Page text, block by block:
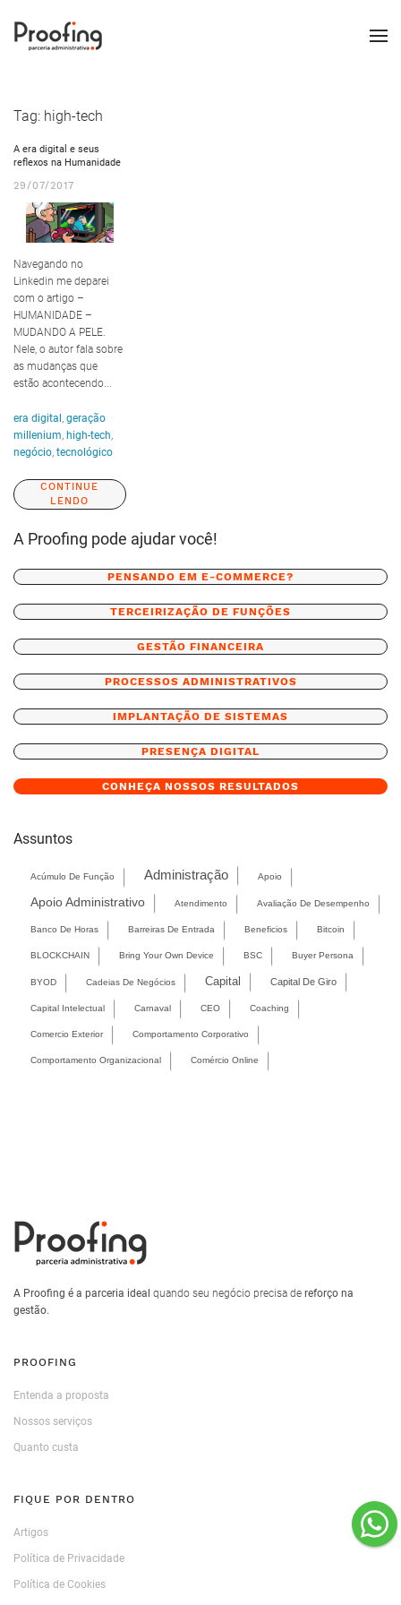
Tag: high-tech
A era digital e seus
reflexos na Humanidade
29/07/2017
Navegando no
Linkedin me deparei
com o artigo –
HUMANIDADE –
MUDANDO A PELE.
Nele, o autor fala sobre
as mudanças que
estão acontecendo...
era digital , geração
millenium, high-tech,
negócio, tecnológico
CONTINUE
LENDO
A Proofing pode ajudar você!
PENSANDO EM E-COMMERCE?
TERCEIRIZAÇÃO DE FUNÇÕES
GESTÃO FINANCEIRA
PROCESSOS ADMINISTRATIVOS
IMPLANTAÇÃO DE SISTEMAS
PRESENÇA DIGITAL
CONHEÇA NOSSOS RESULTADOS
Assuntos
Acúmulo De Função Administração Apoio
Apoio Administrativo Atendimento Avaliação De Desempenho
Banco De Horas Barreiras De Entrada Beneficios Bitcoin
BLOCKCHAIN Bring Your Own Device BSC Buyer Persona
BYOD Cadeias De Negócios Capital Capital De Giro
Capital Intelectual Carnaval CEO Coaching
Comercio Exterior Comportamento Corporativo
Comportamento Organizacional Comércio Online
A Proofing é a parceria ideal quando seu negócio precisa de reforço na
gestão.
PROOFING
Entenda a proposta
Nossos serviços
Quanto custa
FIQUE POR DENTRO
Artigos
Política de Privacidade
Política de Cookies